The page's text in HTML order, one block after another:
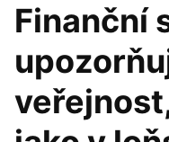
Finanční